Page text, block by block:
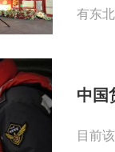
有东
中国
目前